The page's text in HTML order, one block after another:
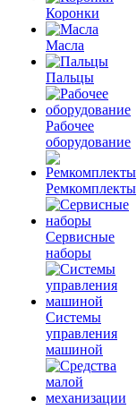
Коронки
Масла
Пальцы
Рабочее
оборудование
Ремкомплекты
Сервисные
наборы
Системы
управления
машиной